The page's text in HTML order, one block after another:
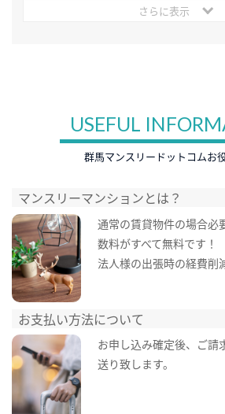
さらに表示
USEFUL
群馬マンスリードットコムお
マンスリーマンションとは？
通常の賃貸物件の場合必
数料がすべて無料です！
法人様の出張時の経費削
お支払い方法について
お申し込み確定後、ご請
送り致します。